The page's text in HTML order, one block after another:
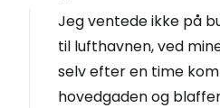
Jeg ventede ikke på
til lufthavnen, ved
selv efter en time kom
hovedgaden og